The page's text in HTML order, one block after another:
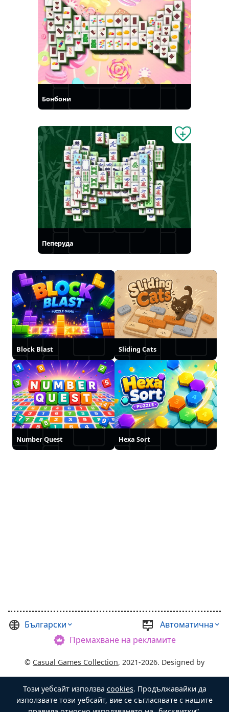
Бонбони
Пеперуда
Block Blast Sliding Cats
Number Quest Hexa Sort
Български
Автоматична
Премахване на рекламите
© Casual Games Collection, 2021-2026. Designed by
FINAL LEVEL.
Условията
Поверителност Ковчежник
Този уебсайт използва cookies. Продължавайки да
използвате този уебсайт, вие се съгласявате с нашите